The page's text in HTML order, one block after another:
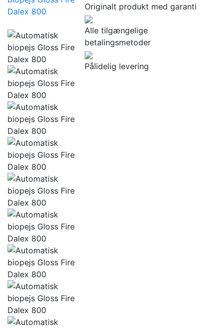
Originalt produkt med garanti
Alle tilgængelige
betalingsmetoder
Pålidelig levering